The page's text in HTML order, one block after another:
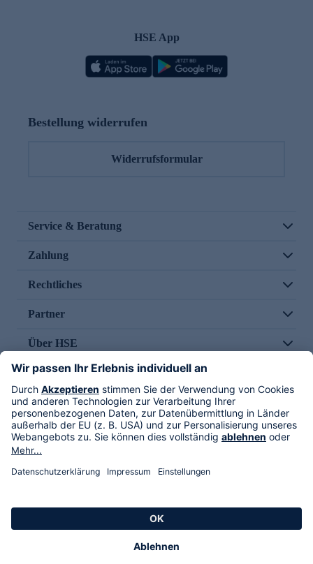
HSE App
Bestellung widerrufen
Widerrufsformular
Service & Beratung
Zahlung
Rechtliches
Partner
Über HSE
Im TV
HSE International